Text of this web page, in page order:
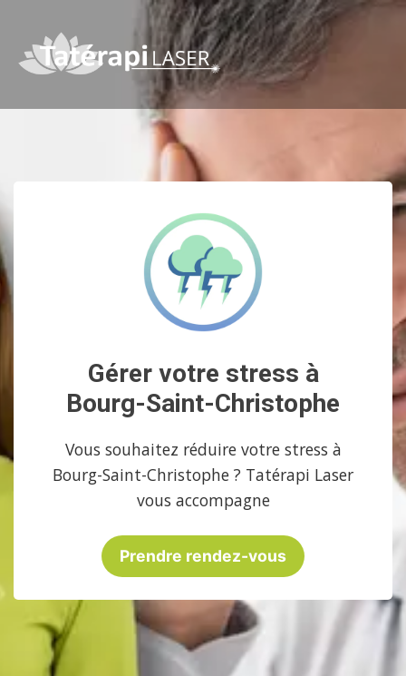
Gérer votre stress à
Bourg-Saint-Christophe
Vous souhaitez réduire votre stress à
Bourg-Saint-Christophe ? Tatérapi Laser
vous accompagne
Prendre rendez-vous